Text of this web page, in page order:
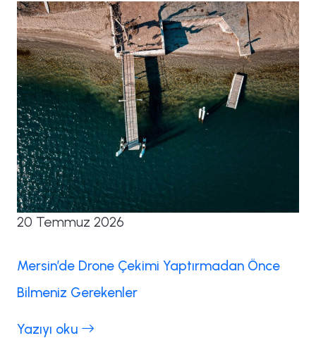
20 Temmuz 2026
Mersin’de Drone Çekimi Yaptırmadan Önce
Bilmeniz Gerekenler
Yazıyı oku